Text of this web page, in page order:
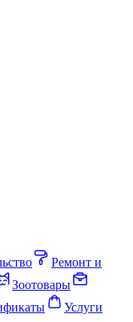
Ремонт и
Зоотовары
Услуги